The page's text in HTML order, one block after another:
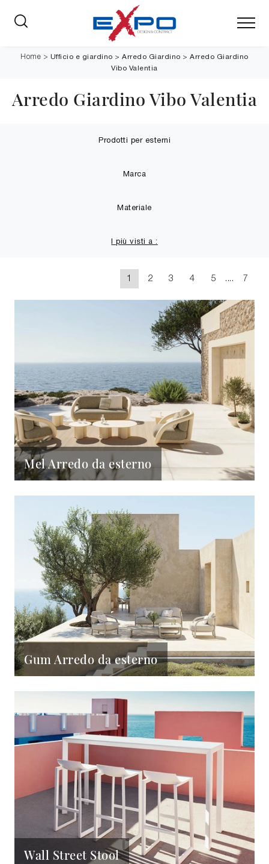
Home > Ufficio e giardino >Arredo Giardino >Arredo Giardino
Vibo Valentia
Arredo Giardino Vibo Valentia
Prodotti per esterni
Marca
Materiale
I più visti a :
1 2 3 4 5 .... 7
Mel Arredo da esterno
Gum Arredo da esterno
Wall Street Stool